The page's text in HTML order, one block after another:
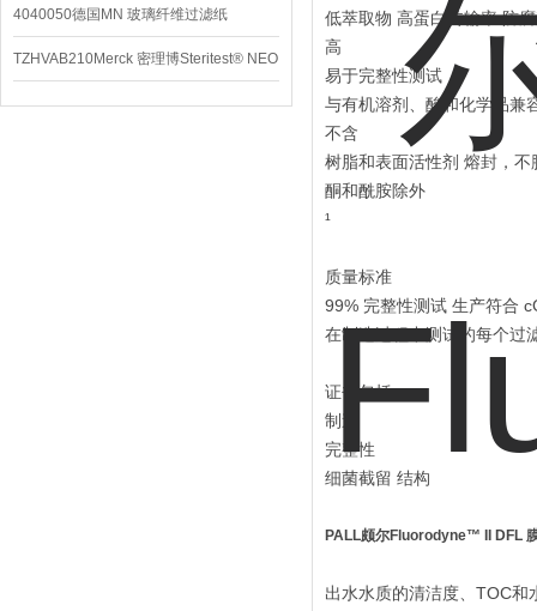
4040050德国MN 玻璃纤维过滤纸
TZHVAB210Merck 密理博Steritest® NEO
设备
低萃取物 高蛋白传输率 防
高
易于完整性测试
与有机溶剂、酸和化学品兼
不含
树脂和表面活性剂 熔封，不
酮和酰胺除外
¹
质量标准
99% 完整性测试 生产符合
在制造过程中测试的每个过
证书包括
制造
完整性
细菌截留 结构
PALL颇尔Fluorodyne™ II DFL
出水水质的清洁度、TOC和